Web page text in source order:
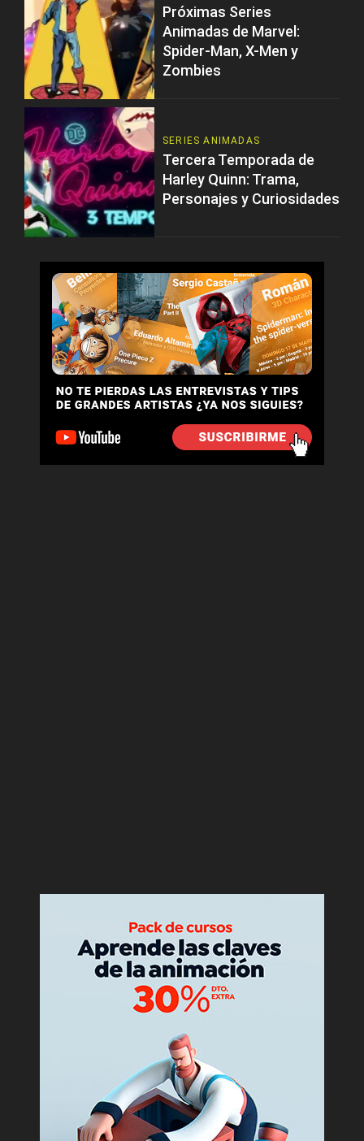
Próximas Series
Animadas de Marvel:
Spider-Man, X-Men y
Zombies
SERIES ANIMADAS
Tercera Temporada de
Harley Quinn: Trama,
Personajes y Curiosidades